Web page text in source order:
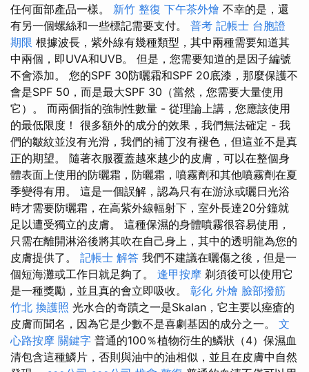
任何面部產品一樣。 新竹 整復 下午茶外燴 不幸的是，還
有另一個螺絲和一些標記需要支付。 普考 記帳士 台胞證
期限 根據波長，紫外線有幾種類型，其中兩種需要知道其
中兩個，即UVA和UVB。 但是，您需要知道的是因子編號
不會添加。 您的SPF 30防曬霜和SPF 20底漆，那麼保護不
會是SPF 50，而是最大SPF 30（當然，您需要大量使用
它）。 而兩個指的強制性數量 - 從理論上講，您應該使用
的最低限度！ 很多額外的成分的效果，我們無法確定 - 我
們的皺紋並沒有光滑，我們的補丁沒有褪色，但這並不是真
正的期望。 隨著衣服覆蓋越來越少的皮膚，可以在整個身
體表面上使用的防曬霜，防曬霜，噴霧劑和其他噴霧劑在夏
季變得有用。 這是一個誤解，認為只有在游泳或曬日光浴
時才需要防曬霜，在高紫外線輻射下，室外長達20分鐘就
足以遭受獨立的皮膚。 這種保濕的身體噴霧很容易使用，
只需在離開淋浴後將其吹在自己身上，其中的透明龍為您的
皮膚提供了。 記帳士 解答 我們不建議在曬傷之後，但是一
個短海灘或工作日就足夠了。 逢甲按摩 剃須後可以使用它
是一種獎勵，並且真的會立即吸收。 彰化 外燴 臉部撥筋
竹北 換護照 光水合的奇蹟之一是Skalan，它主要以痤瘡的
皮膚而聞名，因為它是少數不是喜劇基因的成分之一。 文
心路按摩 關鍵字 普通的100％植物衍生的鱗狀（4）保濕血
清包含這種鱗片，否則與油中的油相似，並且在皮膚中自然